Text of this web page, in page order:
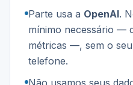
Parte usa a OpenAI.
mínimo necessário —
métricas —, sem o
telefone.
Não usamos seus